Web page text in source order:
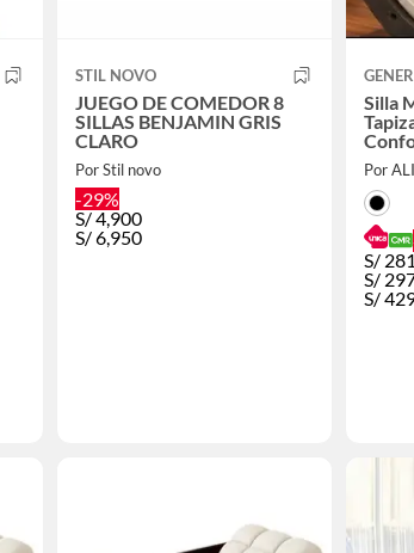
STIL NOVO
JUEGO DE COMEDOR 8
SILLAS BENJAMIN GRIS
CLARO
Por Stil novo
-29%
S/4,900
S/6,950
Silla
Por
S/
S/
S/